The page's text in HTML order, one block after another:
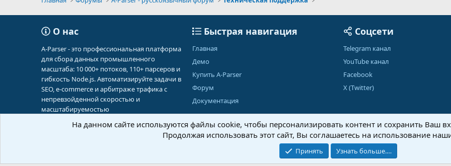
О нас
A-Parser - это профессиональная платформа
для сбора данных промышленного
масштаба: 10 000+ потоков, 110+ парсеров и
гибкость Node.js. Автоматизируйте задачи в
SEO, e-commerce и арбитраже трафика с
непревзойденной скоростью и
масштабируемостью
Быстрая навигация
Главная
Демо
Купить A-Parser
Форум
Документация
Соцсети
Telegram канал
YouTube канал
Facebook
X (Twitter)
Обратная связь Условия и правила
Community platform by XenForo® © 2010-2026 XenForo Ltd.
На данном сайте используются файлы cookie, чтобы персонализировать контент и сохранить Ваш
Продолжая использовать этот сайт, Вы соглашаетесь на использование
Принять Узнать больше.…